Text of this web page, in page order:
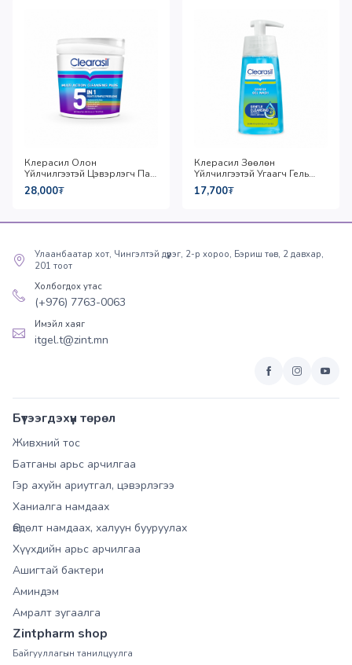
Клерасил Олон
Үйлчилгээтэй Цэвэрлэгч Пад
65ш
28,000₮
Клерасил Зөөлөн
Үйлчилгээтэй Угаагч Гель
150мл
17,700₮
Улаанбаатар хот, Чингэлтэй дүүрэг, 2-р хороо, Бэриш төв, 2 давхар,
201 тоот
Холбогдох утас
(+976) 7763-0063
Имэйл хаяг
itgel.t@zint.mn
Бүтээгдэхүүн төрөл
Живхний тос
Батганы арьс арчилгаа
Гэр ахуйн ариутгал, цэвэрлэгээ
Ханиалга намдаах
Өвдөлт намдаах, халуун бууруулах
Хүүхдийн арьс арчилгаа
Ашигтай бактери
Аминдэм
Амралт зугаалга
Zintpharm shop
Байгууллагын танилцуулга